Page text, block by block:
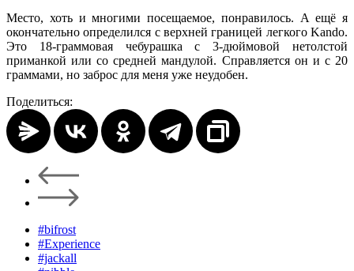
Место, хоть и многими посещаемое, понравилось. А ещё я
окончательно определился с верхней границей легкого Kando.
Это 18-граммовая чебурашка с 3-дюймовой нетолстой
приманкой или со средней мандулой. Справляется он и с 20
граммами, но заброс для меня уже неудобен.
Поделиться:
#bifrost
#Experience
#jackall